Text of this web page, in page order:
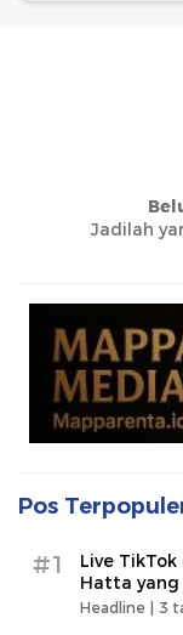
Jadilah
Pos
#1
Live
Hatta yang
Headline | 3